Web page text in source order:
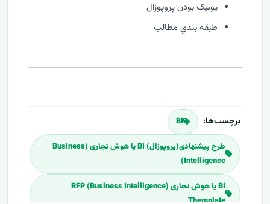
يونيک بودن پروپوزال
طبقه بندي مطالب
برچسب‌ها: BI
طرح پیشنهادی(پروپوزال) BI یا هوش تجاری (Business
Intelligence)
BI یا هوش تجاری (Business Intelligence) RFP
Themplate